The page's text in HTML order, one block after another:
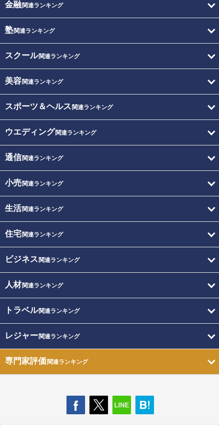
金融関連ランキング
塾関連ランキング
スクール関連ランキング
美容関連ランキング
スポーツ＆ヘルス 関連ランキング
ウエディング関連ランキング
通信関連ランキング
小売関連ランキング
生活関連ランキング
住宅関連ランキング
ビジネス 関連ランキング
人材関連ランキング
トラベル関連ランキング
レジャー関連ランキング
専門家評価関連ランキング